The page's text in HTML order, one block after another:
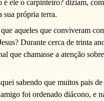
ele o carpinteiro? diziam, com
sua própria terra.
aqueles que conviveram
Durante cerca de trinta
que chamasse a atenção sobre
sabendo que muitos pais de
foi ordenado diácono, e